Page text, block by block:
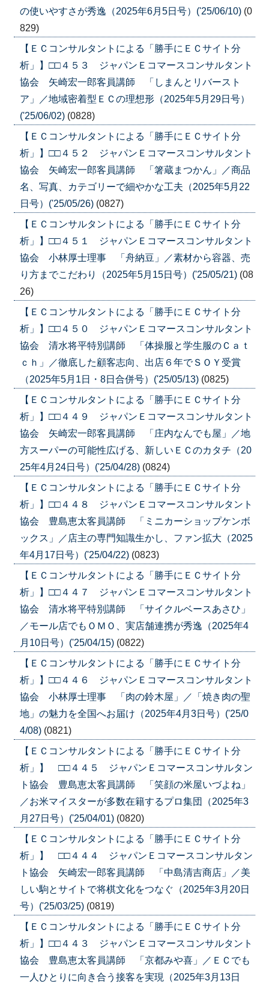
の使いやすさが秀逸（2025年6月5日号）('25/06/10) (0
829)
【ＥＣコンサルタントによる「勝手にＥＣサイト分
析」】□□４５３ ジャパンＥコマースコンサルタント
協会 矢崎宏一郎客員講師 「しまんとリバースト
ア」／地域密着型ＥＣの理想形（2025年5月29日号）
('25/06/02) (0828)
【ＥＣコンサルタントによる「勝手にＥＣサイト分
析」】□□４５２ ジャパンＥコマースコンサルタント
協会 矢崎宏一郎客員講師 「箸蔵まつかん」／商品
名、写真、カテゴリーで細やかな工夫（2025年5月22
日号）('25/05/26) (0827)
【ＥＣコンサルタントによる「勝手にＥＣサイト分
析」】□□４５１ ジャパンＥコマースコンサルタント
協会 小林厚士理事 「舟納豆」／素材から容器、売
り方までこだわり（2025年5月15日号）('25/05/21) (08
26)
【ＥＣコンサルタントによる「勝手にＥＣサイト分
析」】□□４５０ ジャパンＥコマースコンサルタント
協会 清水将平特別講師 「体操服と学生服のＣａｔ
ｃｈ」／徹底した顧客志向、出店６年でＳＯＹ受賞
（2025年5月1日・8日合併号）('25/05/13) (0825)
【ＥＣコンサルタントによる「勝手にＥＣサイト分
析」】□□４４９ ジャパンＥコマースコンサルタント
協会 矢崎宏一郎客員講師 「庄内なんでも屋」／地
方スーパーの可能性広げる、新しいＥＣのカタチ（20
25年4月24日号）('25/04/28) (0824)
【ＥＣコンサルタントによる「勝手にＥＣサイト分
析」】□□４４８ ジャパンＥコマースコンサルタント
協会 豊島恵太客員講師 「ミニカーショップケンボ
ックス」／店主の専門知識生かし、ファン拡大（2025
年4月17日号）('25/04/22) (0823)
【ＥＣコンサルタントによる「勝手にＥＣサイト分
析」】□□４４７ ジャパンＥコマースコンサルタント
協会 清水将平特別講師 「サイクルベースあさひ」
／モール店でもＯＭＯ、実店舗連携が秀逸（2025年4
月10日号）('25/04/15) (0822)
【ＥＣコンサルタントによる「勝手にＥＣサイト分
析」】□□４４６ ジャパンＥコマースコンサルタント
協会 小林厚士理事 「肉の鈴木屋」／「焼き肉の聖
地」の魅力を全国へお届け（2025年4月3日号）('25/0
4/08) (0821)
【ＥＣコンサルタントによる「勝手にＥＣサイト分
析」】 □□４４５ ジャパンＥコマースコンサルタン
ト協会 豊島恵太客員講師 「笑顔の米屋いづよね」
／お米マイスターが多数在籍するプロ集団（2025年3
月27日号）('25/04/01) (0820)
【ＥＣコンサルタントによる「勝手にＥＣサイト分
析」】 □□４４４ ジャパンＥコマースコンサルタン
ト協会 矢崎宏一郎客員講師 「中島清吉商店」／美
しい駒とサイトで将棋文化をつなぐ（2025年3月20日
号）('25/03/25) (0819)
【ＥＣコンサルタントによる「勝手にＥＣサイト分
析」】□□４４３ ジャパンＥコマースコンサルタント
協会 豊島恵太客員講師 「京都みや喜」／ＥＣでも
一人ひとりに向き合う接客を実現（2025年3月13日